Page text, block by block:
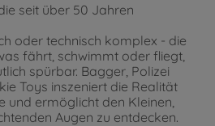
seit über 50 Jahren
oder technisch komplex - die
fährt, schwimmt oder fliegt,
spürbar. Bagger, Polizei
Toys inszeniert die Realität
und ermöglicht den Kleinen,
Augen zu entdecken.